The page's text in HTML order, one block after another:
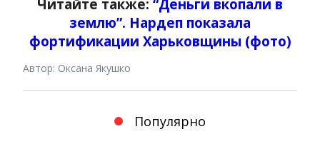
Читайте также: “Деньги вкопали в
землю”. Нардеп показала
фортификации Харьковщины (фото)
Автор: Оксана Якушко
Популярно